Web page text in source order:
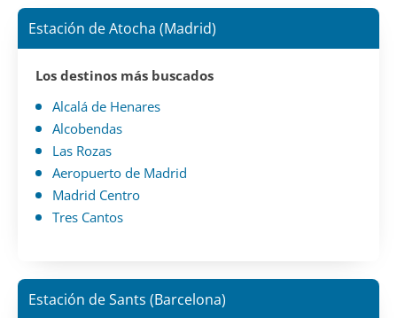
Estación de Atocha (Madrid)
Los destinos más buscados
Alcalá de Henares
Alcobendas
Las Rozas
Aeropuerto de Madrid
Madrid Centro
Tres Cantos
Estación de Sants (Barcelona)